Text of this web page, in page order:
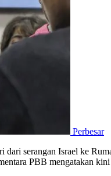
Perbesar
serangan Israel ke
PBB mengatakan